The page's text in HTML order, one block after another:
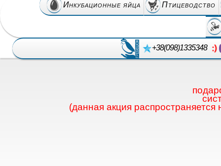
Инкубационные яйца Птицеводство
+38(098)1335348
(данная акция